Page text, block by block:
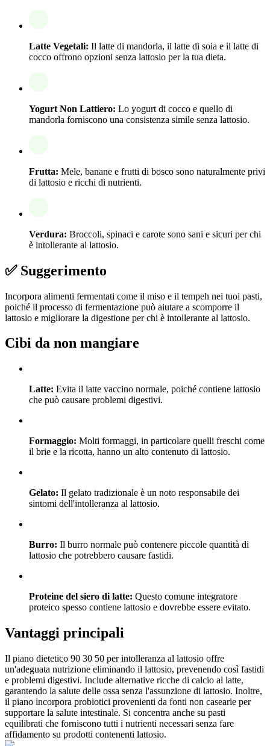
Latte Vegetali: Il latte di mandorla, il latte di soia e il latte di
cocco offrono opzioni senza lattosio per la tua dieta.
Yogurt Non Lattiero: Lo yogurt di cocco e quello di
mandorla forniscono una consistenza simile senza lattosio.
Frutta: Mele, banane e frutti di bosco sono naturalmente privi
di lattosio e ricchi di nutrienti.
Verdura: Broccoli, spinaci e carote sono sani e sicuri per chi
è intollerante al lattosio.
✅ Suggerimento
Incorpora alimenti fermentati come il miso e il tempeh nei tuoi pasti,
poiché il processo di fermentazione può aiutare a scomporre il
lattosio e migliorare la digestione per chi è intollerante al lattosio.
Cibi da non mangiare
Latte: Evita il latte vaccino normale, poiché contiene lattosio
che può causare problemi digestivi.
Formaggio: Molti formaggi, in particolare quelli freschi come
il brie e la ricotta, hanno un alto contenuto di lattosio.
Gelato: Il gelato tradizionale è un noto responsabile dei
sintomi dell'intolleranza al lattosio.
Burro: Il burro normale può contenere piccole quantità di
lattosio che potrebbero causare fastidi.
Proteine del siero di latte: Questo comune integratore
proteico spesso contiene lattosio e dovrebbe essere evitato.
Vantaggi principali
Il piano dietetico 90 30 50 per intolleranza al lattosio offre
un'adeguata nutrizione eliminando il lattosio, prevenendo così fastidi
e problemi digestivi. Include alternative ricche di calcio al latte,
garantendo la salute delle ossa senza l'assunzione di lattosio. Inoltre,
il piano incorpora probiotici provenienti da fonti non casearie per
supportare la salute intestinale. Si concentra anche su pasti
equilibrati che forniscono tutti i nutrienti necessari senza fare
affidamento su prodotti contenenti lattosio.